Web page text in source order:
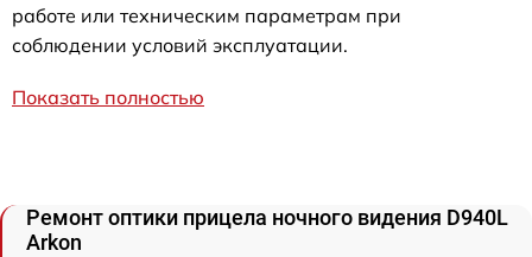
работе или техническим параметрам при
соблюдении условий эксплуатации.
Показать полностью
Ремонт оптики прицела ночного видения D940L
Arkon